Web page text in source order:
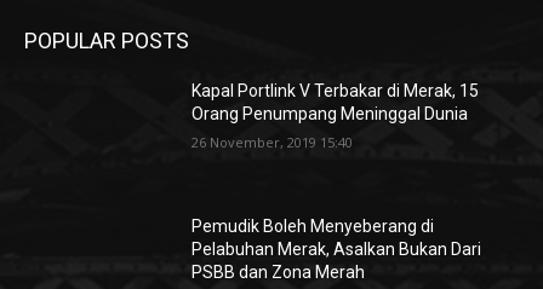
POPULAR POSTS
Kapal Portlink V Terbakar di Merak, 15
Orang Penumpang Meninggal Dunia
26 November, 2019 15:40
Pemudik Boleh Menyeberang di
Pelabuhan Merak, Asalkan Bukan Dari
PSBB dan Zona Merah